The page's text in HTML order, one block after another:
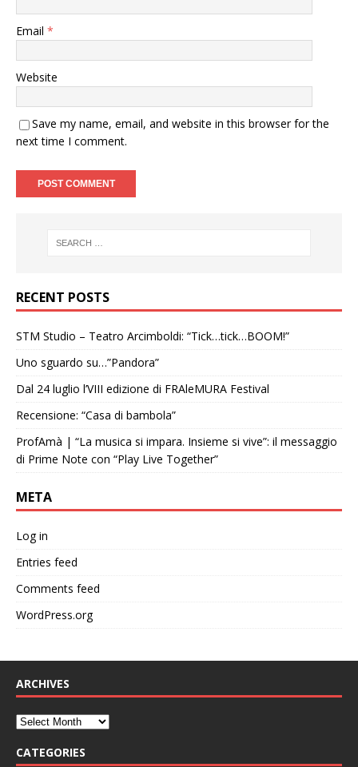
Email *
Website
Save my name, email, and website in this browser for the
next time I comment.
RECENT POSTS
STM Studio – Teatro Arcimboldi: “Tick…tick…BOOM!”
Uno sguardo su…”Pandora”
Dal 24 luglio l’VIII edizione di FRAleMURA Festival
Recensione: “Casa di bambola”
ProfAmà | “La musica si impara. Insieme si vive”: il messaggio
di Prime Note con “Play Live Together”
META
Log in
Entries feed
Comments feed
WordPress.org
ARCHIVES
CATEGORIES